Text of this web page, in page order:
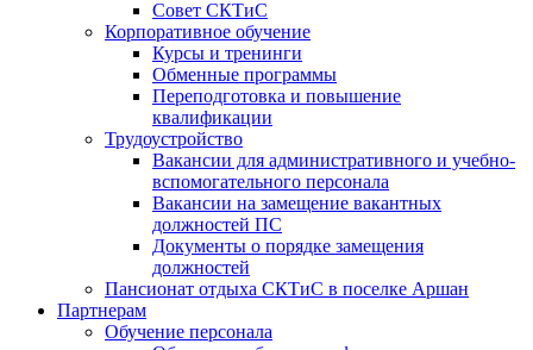
Совет СКТиС
Корпоративное обучение
Курсы и тренинги
Обменные программы
Переподготовка и повышение
квалификации
Трудоустройство
Вакансии для административного и учебно-
вспомогательного персонала
Вакансии на замещение вакантных
должностей ПС
Документы о порядке замещения
должностей
Пансионат отдыха СКТиС в поселке Аршан
Партнерам
Обучение персонала